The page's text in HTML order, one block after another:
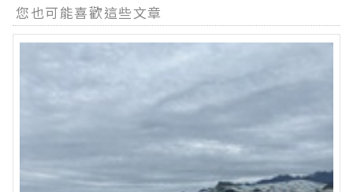
您也可能喜歡這些文章